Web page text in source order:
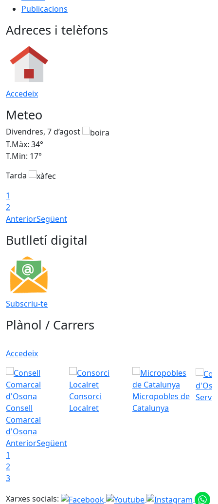
Publicacions
Adreces i telèfons
Accedeix
Meteo
Divendres, 7 d’agost
T.Màx: 34°
T.Min: 17°
Tarda
1
2
AnteriorSegüent
Butlletí digital
Subscriu-te
Plànol / Carrers
Accedeix
Consell
Comarcal
d'Osona
Consorci
Localret
Micropobles de
Catalunya
AnteriorSegüent
1
2
3
Xarxes socials: